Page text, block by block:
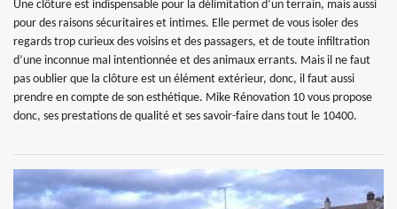
Une clôture est indispensable pour la délimitation d’un terrain, mais aussi
pour des raisons sécuritaires et intimes. Elle permet de vous isoler des
regards trop curieux des voisins et des passagers, et de toute infiltration
d’une inconnue mal intentionnée et des animaux errants. Mais il ne faut
pas oublier que la clôture est un élément extérieur, donc, il faut aussi
prendre en compte de son esthétique. Mike Rénovation 10 vous propose
donc, ses prestations de qualité et ses savoir-faire dans tout le 10400.